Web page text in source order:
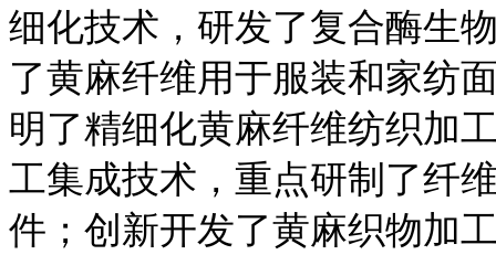
细化技术，研发了复合酶生
了黄麻纤维用于服装和家纺
明了精细化黄麻纤维纺织加
工集成技术，重点研制了纤
件；创新开发了黄麻织物加